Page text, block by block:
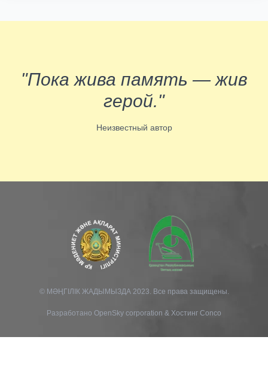
"Пока жива память — жив
герой."
Неизвестный автор
© МӘҢГІЛІК ЖАДЫМЫЗДА 2023. Все права защищены.
Разработано OpenSky corporation & Хостинг Conco